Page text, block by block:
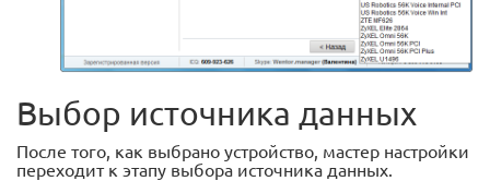
Выбор источника данных
После того, как выбрано устройство, мастер настройки
переходит к этапу выбора источника данных.